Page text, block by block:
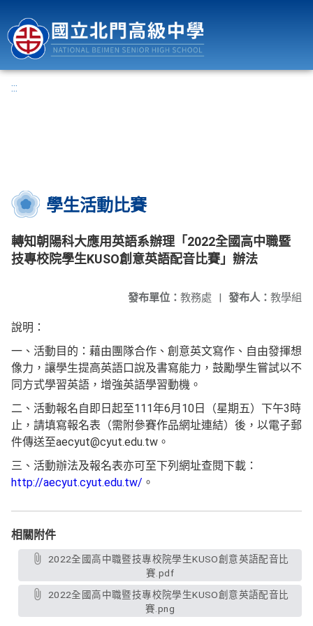
:::
學生活動比賽
轉知朝陽科大應用英語系辦理「2022全國高中職暨
技專校院學生KUSO創意英語配音比賽」辦法
發布人： 教學組
發布單位： 教務處 |
說明：
一、活動目的：藉由團隊合作、創意英文寫作、自由發揮想
像力，讓學生提高英語口說及書寫能力，鼓勵學生嘗試以不
同方式學習英語，增強英語學習動機。
二、活動報名自即日起至111年6月10日（星期五）下午3時
止，請填寫報名表（需附參賽作品網址連結）後，以電子郵
件傳送至aecyut@cyut.edu.tw。
三、活動辦法及報名表亦可至下列網址查閱下載：
http://aecyut.cyut.edu.tw/ 。
相關附件
賽.pdf
賽.png